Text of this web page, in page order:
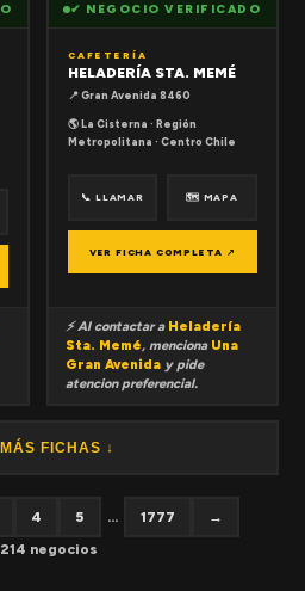
✔ NEGOCIO VERIFICADO
CAFETERÍA
HELADERÍA STA. MEMÉ
📍 Gran Avenida 8460
🌎 La Cisterna · Región
Metropolitana · Centro Chile
📞 LLAMAR 🗺 MAPA
VER FICHA COMPLETA ↗
⚡ Al contactar a Heladería
Sta. Memé, menciona Una
Gran Avenida y pide
atencion preferencial.
FICHAS ↓
4 5 ... 1777
→
negocios